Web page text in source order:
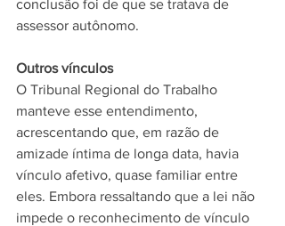
conclusão foi de que se tratava de
assessor autônomo.
Outros vínculos
O Tribunal Regional do Trabalho
manteve esse entendimento,
acrescentando que, em razão de
amizade íntima de longa data, havia
vínculo afetivo, quase familiar entre
eles. Embora ressaltando que a lei não
impede o reconhecimento de vínculo